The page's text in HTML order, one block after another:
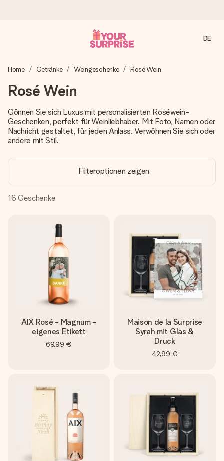
Wir bereiten dein Geschenk sorgfältig vor und schicken es
überreichen kannst, wenn es am meisten zählt.
4,8 (basierend auf +15.000 Bewertungen)
4,8 bei Google Reviews (Gesamtergebnis aller Länder, in
Erstelle etwas Einzigartiges in wenigen Schritten – mit
ihrem Namen, deinem Foto oder einer Nachricht von
Herzen. Kein Stress, nur pure Liebe für den perfekten
DE
Home Getränke Weingeschenke Rosé Wein
Rosé Wein
Gönnen Sie sich Luxus mit personalisierten Roséwein-
Geschenken, perfekt für Weinliebhaber. Mit Foto, Namen oder
Nachricht gestaltet, für jeden Anlass. Verwöhnen Sie sich oder
andere mit Stil.
Filteroptionen zeigen
16 Geschenke
AIX Rosé - Magnum -
eigenes Etikett
69,99 €
Maison de la Surprise
Syrah mit Glas &
Druck
42,99 €